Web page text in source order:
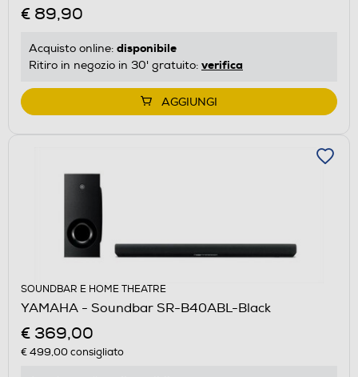
€ 89,90
Acquisto online: disponibile
Ritiro in negozio in 30' gratuito: verifica
AGGIUNGI
SOUNDBAR E HOME THEATRE
YAMAHA - Soundbar SR-B40ABL-Black
€ 369,00
€ 499,00consigliato